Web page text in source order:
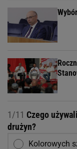
1/11 Czego
drużyn?
Kolorowych